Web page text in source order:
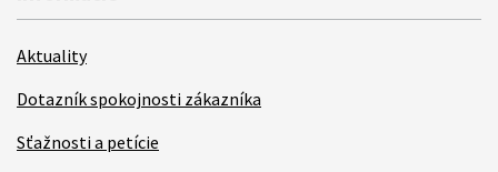
Aktuality
Dotazník spokojnosti zákazníka
Sťažnosti a petície